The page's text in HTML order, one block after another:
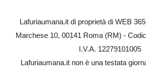
Lafuriaumana.it di proprietà di WEB
Marchese 10, 00141 Roma (RM) -
I.V.A. 12279101005
Lafuriaumana.it non è una testata